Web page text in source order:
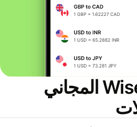
نزّل تطبيق Wise المجاني